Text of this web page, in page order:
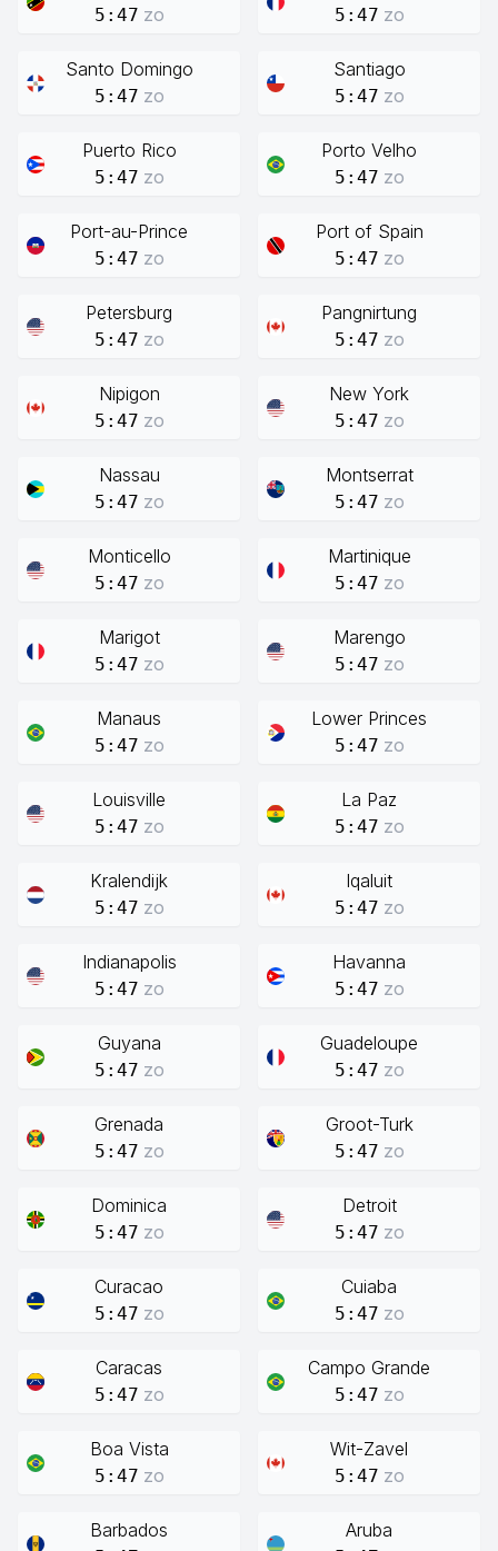
5:47 zo 5:47 zo
Santo Domingo
5:47 zo
Santiago
5:47 zo
Puerto Rico
5:47 zo
Porto Velho
5:47 zo
Port-au-Prince
5:47 zo
Port of Spain
5:47 zo
Petersburg
5:47 zo
Pangnirtung
5:47 zo
Nipigon
5:47 zo
New York
5:47 zo
Nassau
5:47 zo
Montserrat
5:47 zo
Monticello
5:47 zo
Martinique
5:47 zo
Marigot
5:47 zo
Marengo
5:47 zo
Manaus
5:47 zo
Lower Princes
5:47 zo
Louisville
5:47 zo
La Paz
5:47 zo
Kralendijk
5:47 zo
Iqaluit
5:47 zo
Indianapolis
5:47 zo
Havanna
5:47 zo
Guyana
5:47 zo
Guadeloupe
5:47 zo
Grenada
5:47 zo
Groot-Turk
5:47 zo
Dominica
5:47 zo
Detroit
5:47 zo
Curacao
5:47 zo
Cuiaba
5:47 zo
Caracas
5:47 zo
Campo Grande
5:47 zo
Boa Vista
5:47 zo
Wit-Zavel
5:47 zo
Barbados Aruba